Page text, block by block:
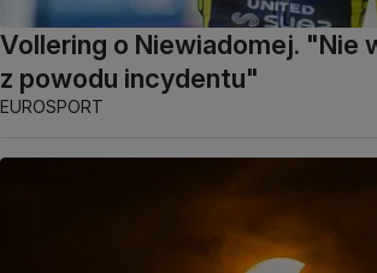
Vollering o Niewiadomej. "Nie
z powodu incydentu"
EUROSPORT